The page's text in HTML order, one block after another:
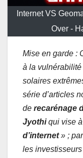
Internet VS
Over -
Mise en garde :
à la vulnérabilité
solaires
série d’articles
de recarénage
Jyothiqui vise à
d’internet» ;
les